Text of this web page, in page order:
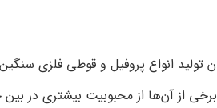
تولید انواع پروفیل و قوطی فلزی
از آن‌ها از محبوبیت بیشتری در